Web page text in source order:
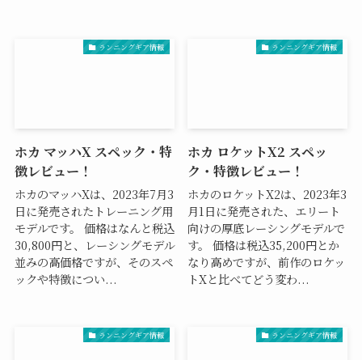
ランニングギア情報
ホカ マッハX スペック・特
徴レビュー！
ホカのマッハXは、2023年7月3
日に発売されたトレーニング用
モデルです。 価格はなんと税込
30,800円と、レーシングモデル
並みの高価格ですが、そのスペ
ックや特徴につい...
ランニングギア情報
ホカ ロケットX2 スペッ
ク・特徴レビュー！
ホカのロケットX2は、2023年3
月1日に発売された、エリート
向けの厚底レーシングモデルで
す。 価格は税込35,200円とか
なり高めですが、前作のロケッ
トXと比べてどう変わ...
ランニングギア情報 ランニングギア情報